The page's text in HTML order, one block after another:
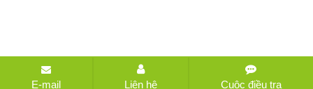
Bản quyền © 2021-2026 CÔNG TY TNHH XUẤT NHẬP
E-mail Liên hệ Cuộc điều tra